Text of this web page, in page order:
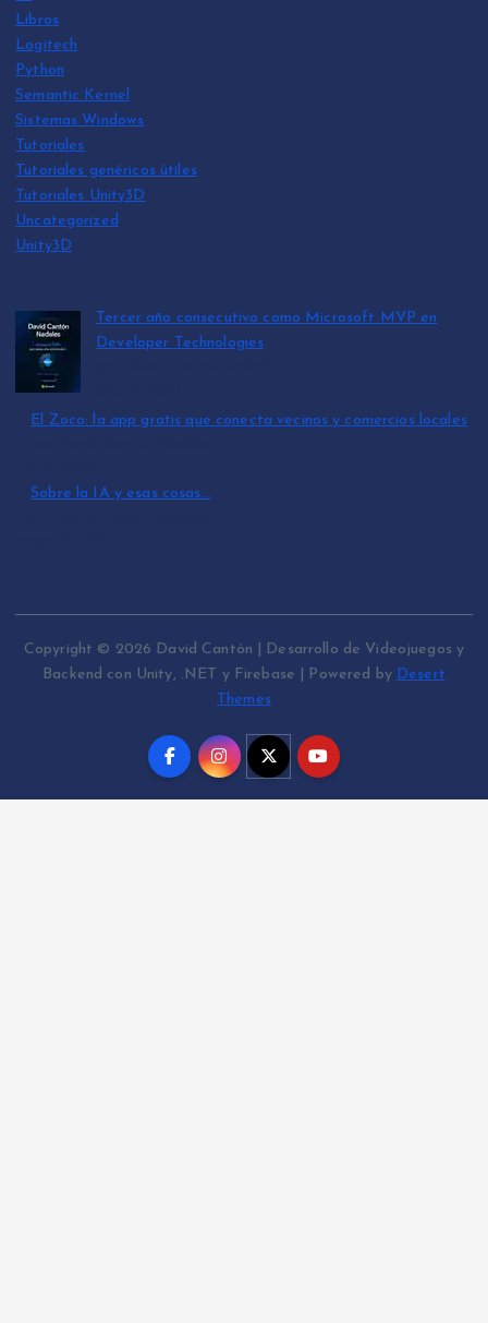
Libros
Logitech
Python
Semantic Kernel
Sistemas Windows
Tutoriales
Tutoriales genéricos útiles
Tutoriales Unity3D
Uncategorized
Unity3D
Tercer año consecutivo como Microsoft MVP en
Developer Technologies
El Zoco: la app gratis que conecta vecinos y comercios locales
Sobre la IA y esas cosas…
Copyright © 2026 David Cantón | Desarrollo de Videojuegos y
Backend con Unity, .NET y Firebase | Powered by Desert
Themes